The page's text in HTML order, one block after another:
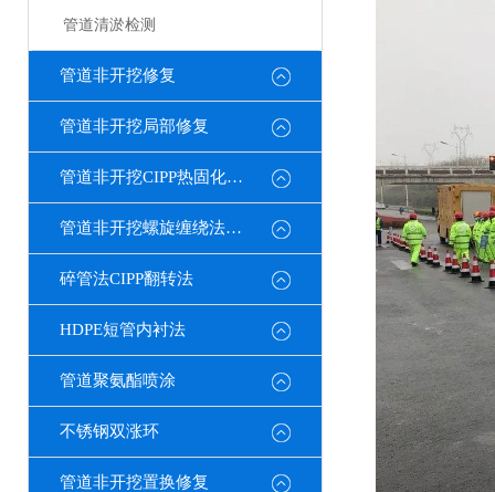
管道清淤检测
管道非开挖修复
管道非开挖局部修复
管道非开挖CIPP热固化修复
管道非开挖螺旋缠绕法修复
碎管法CIPP翻转法
HDPE短管内衬法
管道聚氨酯喷涂
不锈钢双涨环
管道非开挖置换修复